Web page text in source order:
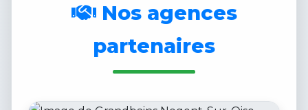
Nos agences
partenaires